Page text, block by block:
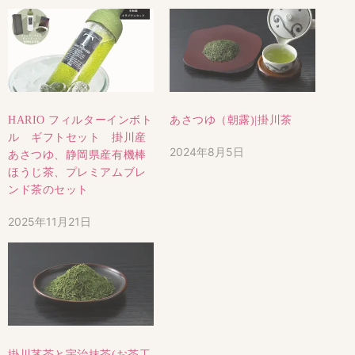
HARIO フィルターインボト
ル ギフトセット 掛川産
あさつゆ、静岡県産有機棒
ほうじ茶、プレミアムブレ
ンド茶のセット
2025年11月21日
あさつゆ（朝露)|掛川茶
2024年8月5日